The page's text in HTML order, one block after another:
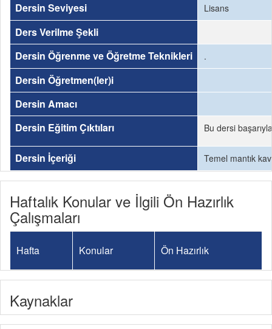
Dersin Seviyesi Lisans
Ders Verilme Şekli
Dersin Öğrenme ve Öğretme Teknikleri
.
Dersin Öğretmen(ler)i
Dersin Amacı
Dersin Eğitim Çıktıları
Bu dersi
Dersin İçeriği Temel mantık
Haftalık Konular ve İlgili Ön Hazırlık
Çalışmaları
Hafta Konular Ön Hazırlık
Kaynaklar